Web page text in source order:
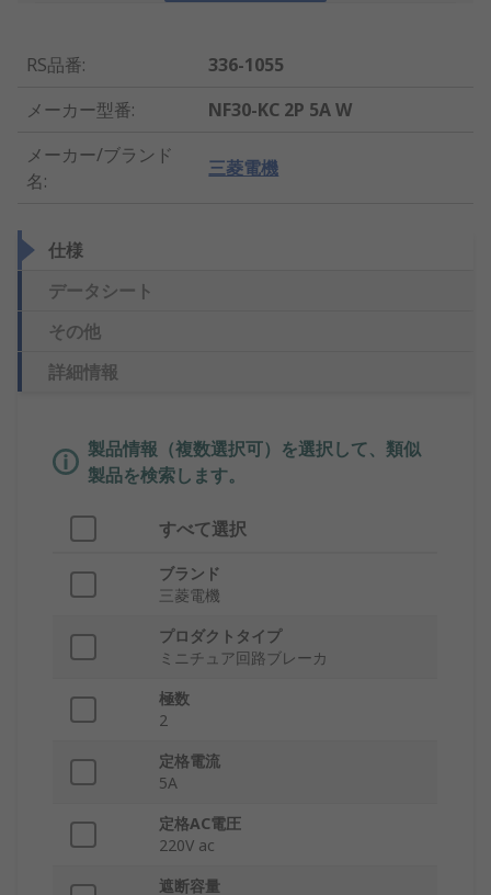
RS品番:
336-1055
メーカー型番:
NF30-KC 2P 5A W
メーカー/ブランド
名:
三菱電機
仕様
データシート
その他
詳細情報
製品情報（複数選択可）を選択して、類似
製品を検索します。
すべて選択
ブランド
三菱電機
プロダクトタイプ
ミニチュア回路ブレーカ
極数
2
定格電流
5A
定格AC電圧
220V ac
遮断容量